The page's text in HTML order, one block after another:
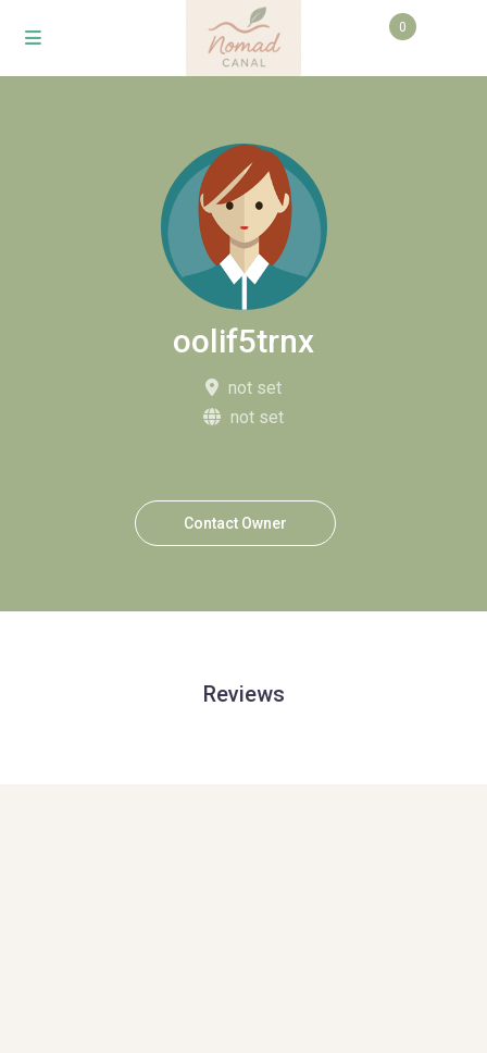
0
oolif5trnx
not set
not set
Contact Owner
Reviews